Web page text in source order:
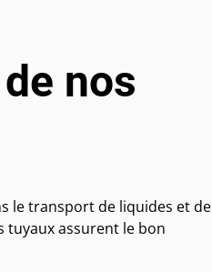
nos
le transport de liquides et de
tuyaux assurent le bon